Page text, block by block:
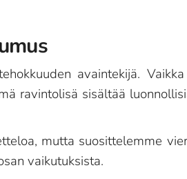
avaintekijä.
ravintolisä sisältää
mutta suosittelemme
vaikutuksista.